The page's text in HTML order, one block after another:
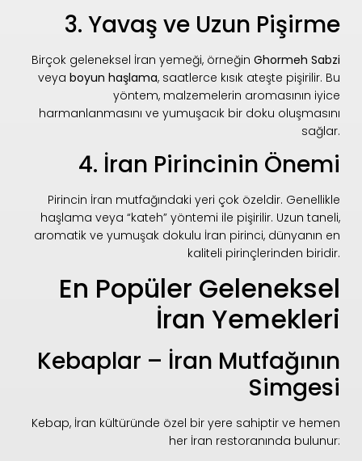
3. Yavaş ve Uzun Pişirme
Birçok geleneksel İran yemeği, örneğinGhormeh Sabzi
veyaboyun haşlama, saatlerce kısık ateşte pişirilir. Bu
yöntem, malzemelerin aromasının iyice
harmanlanmasını ve yumuşacık bir doku oluşmasını
sağlar.
4. İran Pirincinin Önemi
Pirincin İran mutfağındaki yeri çok özeldir. Genellikle
haşlama veya “kateh” yöntemi ile pişirilir. Uzun taneli,
aromatik ve yumuşak dokulu İran pirinci, dünyanın en
kaliteli pirinçlerinden biridir.
En Popüler Geleneksel
İran Yemekleri
Kebaplar – İran Mutfağının
Simgesi
Kebap, İran kültüründe özel bir yere sahiptir ve hemen
her İran restoranında bulunur: